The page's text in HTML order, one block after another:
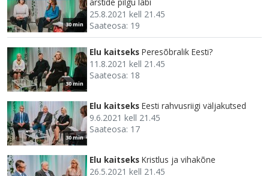
30 min
25.8.2021 kell 21.45
Saateosa: 19
30 min
Elu kaitseks Peresõbralik Eesti?
11.8.2021 kell 21.45
Saateosa: 18
30 min
Elu kaitseks Eesti rahvusriigi väljakutsed
9.6.2021 kell 21.45
Saateosa: 17
Elu kaitseks Kristlus ja vihakõne
26.5.2021 kell 21.45